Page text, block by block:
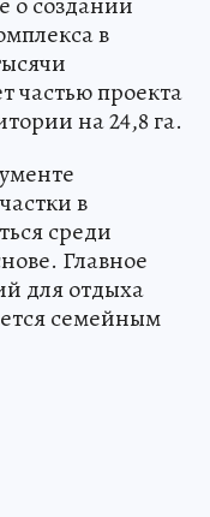
в
частью проекта
на 24,8 га.
в
среди
Главное
для отдыха
семейным